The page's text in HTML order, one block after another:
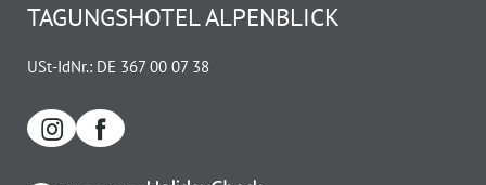
TAGUNGSHOTEL ALPENBLICK
USt-IdNr.: DE 367 00 07 38